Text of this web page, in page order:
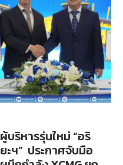
ผู้บริหารรุ่นใหม่ “อริ
ยะฯ” ประกาศจับมือ